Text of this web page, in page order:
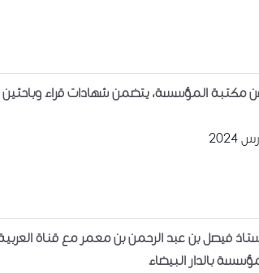
مكتبة المؤسسة، يتضمن شهادات قراء
فيصل بن عبد الرحمن بن معمر مع قناة
بالدار البيضاء